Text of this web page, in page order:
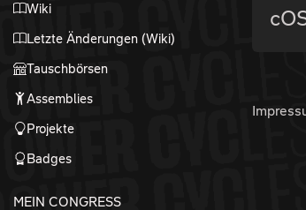
Wiki
Letzte Änderungen (Wiki)
Tauschbörsen
Assemblies
Projekte
Badges
MEIN CONGRESS